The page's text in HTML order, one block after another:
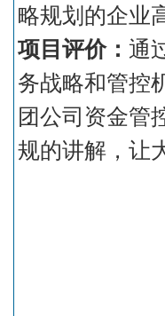
略规划的企业
项目评价： 通
务战略和管控
团公司资金管
规的讲解，让